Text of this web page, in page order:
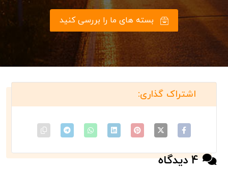
الان با ما تماس بگیرید
آیا شما یک فرستنده
هستید؟
کلیه خدمات حمل ماشین از مبدا تهران به شهرستان ها به
دو صورت حمل ماشین با خودروبر تکی و تریلی خودروبر